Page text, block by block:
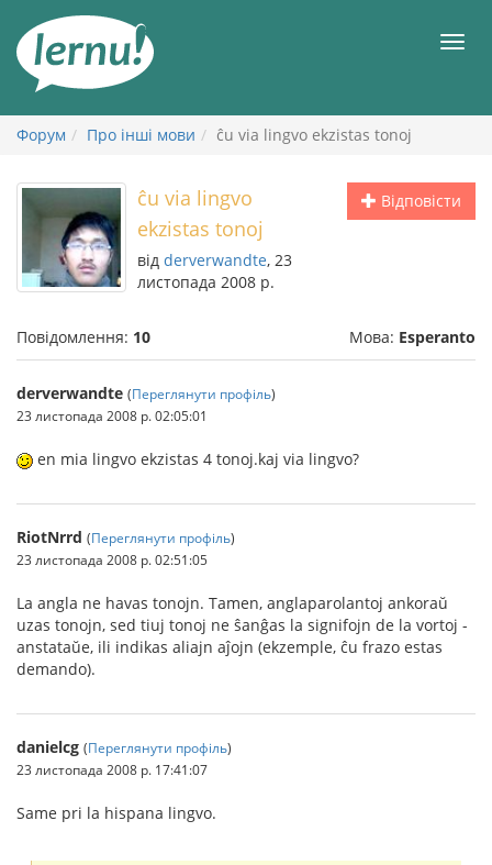
змісту
Форум Про інші мови ĉu via lingvo ekzistas tonoj
Відповісти
ĉu via lingvo
ekzistas tonoj
від derverwandte, 23
листопада 2008 р.
Повідомлення: 10 Мова: Esperanto
derverwandte (Переглянути профіль)
23 листопада 2008 р. 02:05:01
en mia lingvo ekzistas 4 tonoj.kaj via lingvo?
RiotNrrd (Переглянути профіль)
23 листопада 2008 р. 02:51:05
La angla ne havas tonojn. Tamen, anglaparolantoj ankoraŭ
uzas tonojn, sed tiuj tonoj ne ŝanĝas la signifojn de la vortoj -
anstataŭe, ili indikas aliajn aĵojn (ekzemple, ĉu frazo estas
demando).
danielcg (Переглянути профіль)
23 листопада 2008 р. 17:41:07
Same pri la hispana lingvo.